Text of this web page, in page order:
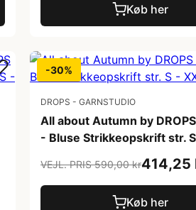
Køb her
-30%
DROPS - GARNSTUDIO
All about Autumn by
- Bluse Strikkeopskrift str.
VEJL. PRIS 590,00 kr414,25
Køb her